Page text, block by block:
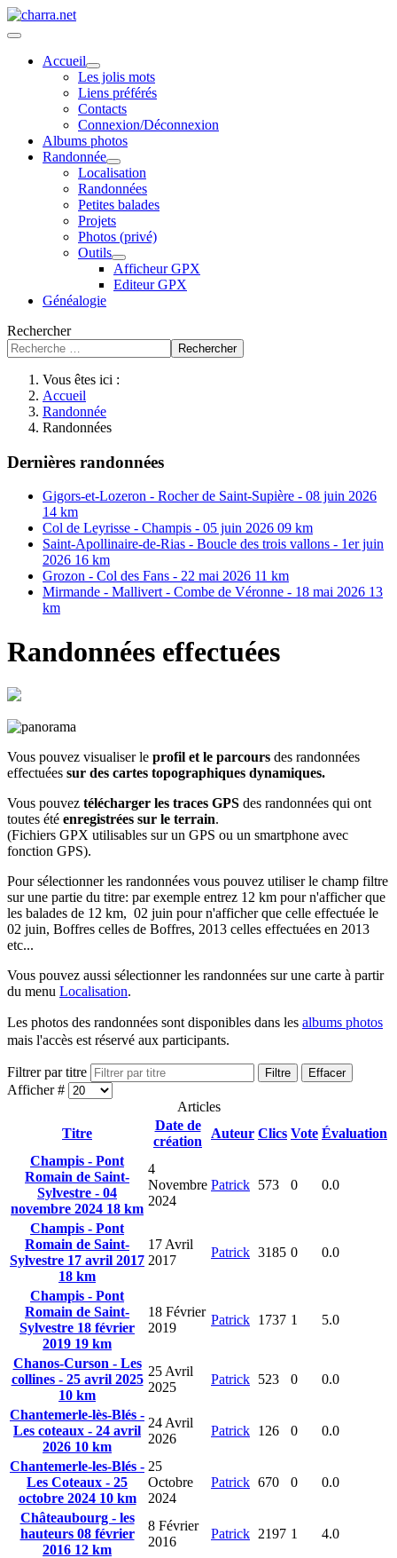
Accueil
Les jolis mots
Liens préférés
Contacts
Connexion/Déconnexion
Albums photos
Randonnée
Localisation
Randonnées
Petites balades
Projets
Photos (privé)
Outils
Afficheur GPX
Editeur GPX
Généalogie
Rechercher
Rechercher
Vous êtes ici :
Accueil
Randonnée
Randonnées
Dernières randonnées
Gigors-et-Lozeron - Rocher de Saint-Supière - 08 juin 2026
14 km
Col de Leyrisse - Champis - 05 juin 2026 09 km
Saint-Apollinaire-de-Rias - Boucle des trois vallons - 1er juin
2026 16 km
Grozon - Col des Fans - 22 mai 2026 11 km
Mirmande - Mallivert - Combe de Véronne - 18 mai 2026 13
km
Randonnées effectuées
Vous pouvez visualiser le profil et le parcours des randonnées
effectuées sur des cartes topographiques dynamiques.
Vous pouvez télécharger les traces GPS des randonnées qui ont
toutes été enregistrées sur le terrain.
(Fichiers GPX utilisables sur un GPS ou un smartphone avec
fonction GPS).
Pour sélectionner les randonnées vous pouvez utiliser le champ filtre
sur une partie du titre: par exemple entrez 12 km pour n'afficher que
les balades de 12 km, 02 juin pour n'afficher que celle effectuée le
02 juin, Boffres celles de Boffres, 2013 celles effectuées en 2013
etc...
Vous pouvez aussi sélectionner les randonnées sur une carte à partir
du menu Localisation.
Les photos des randonnées sont disponibles dans les albums photos
mais l'accès est réservé aux participants.
Filtrer par titre Filtre Effacer
Afficher #
Articles
Titre
Date de
création
Auteur Clics Vote Évaluation
Champis - Pont
Romain de Saint-
Sylvestre - 04
novembre 2024 18 km
4
Novembre
2024
Patrick 573 0 0.0
Champis - Pont
Romain de Saint-
Sylvestre 17 avril 2017
18 km
17 Avril
2017
Patrick 3185 0 0.0
Champis - Pont
Romain de Saint-
Sylvestre 18 février
2019 19 km
18 Février
2019
Patrick 1737 1 5.0
Chanos-Curson - Les
collines - 25 avril 2025
10 km
25 Avril
2025
Patrick 523 0 0.0
Chantemerle-lès-Blés -
Les coteaux - 24 avril
2026 10 km
24 Avril
2026
Patrick 126 0 0.0
Chantemerle-les-Blés -
Les Coteaux - 25
octobre 2024 10 km
25
Octobre
2024
Patrick 670 0 0.0
Châteaubourg - les
hauteurs 08 février
2016 12 km
8 Février
2016
Patrick 2197 1 4.0